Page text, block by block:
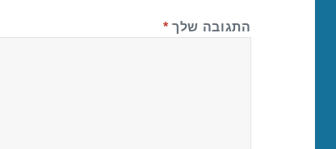
התגובה שלך *